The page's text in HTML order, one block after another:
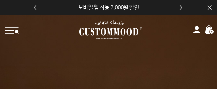
모바일 앱 자동 2,000원 할인